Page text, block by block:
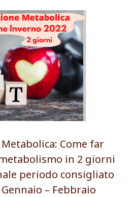
Come far
in 2 giorni
periodo consigliato
– Febbraio